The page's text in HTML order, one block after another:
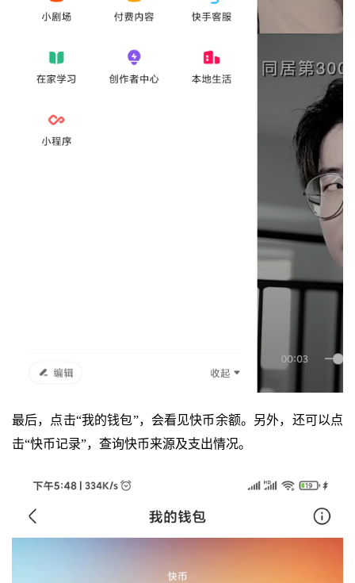
最后，点击“我的钱包”，会看见快币余额。另外，还可以点
击“快币记录”，查询快币来源及支出情况。